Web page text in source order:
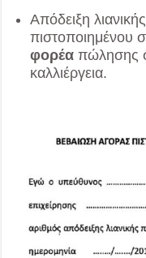
Απόδειξη
πιστοποιημένου
φορέα πώλησης
καλλιέργεια.